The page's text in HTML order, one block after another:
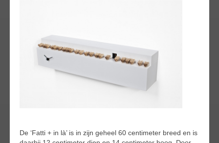
De ‘Fatti + in là’ is in zijn geheel 60 centimeter breed en is